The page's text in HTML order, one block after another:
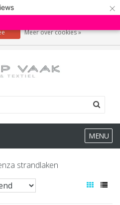
×
MENU
strandlaken
te verbeteren. Is dat akkoord?
Meer over cookies »